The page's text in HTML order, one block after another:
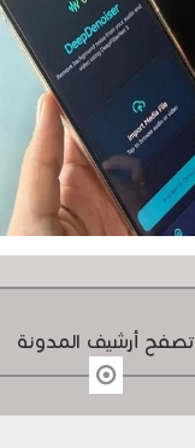
تصفح أرشيف المدونة